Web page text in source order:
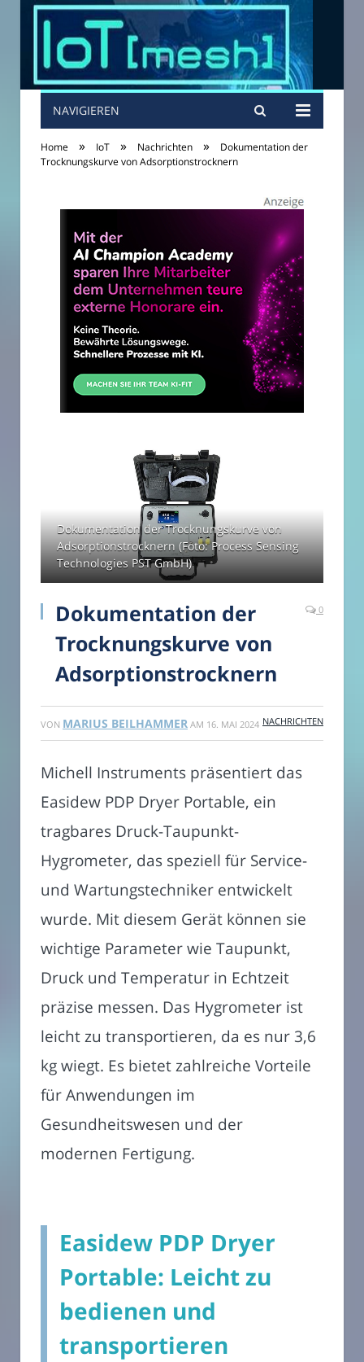
NAVIGIEREN
Home » IoT » Nachrichten »
Dokumentation der
Trocknungskurve von Adsorptionstrocknern
Dokumentation der Trocknungskurve von
Adsorptionstrocknern (Foto: Process Sensing
Technologies PST GmbH)
Dokumentation der
Trocknungskurve von
Adsorptionstrocknern
0
VON MARIUS BEILHAMMER AM 16. MAI 2024 NACHRICHTEN
Michell Instruments präsentiert das
Easidew PDP Dryer Portable, ein
tragbares Druck-Taupunkt-
Hygrometer, das speziell für Service-
und Wartungstechniker entwickelt
wurde. Mit diesem Gerät können sie
wichtige Parameter wie Taupunkt,
Druck und Temperatur in Echtzeit
präzise messen. Das Hygrometer ist
leicht zu transportieren, da es nur 3,6
kg wiegt. Es bietet zahlreiche Vorteile
für Anwendungen im
Gesundheitswesen und der
modernen Fertigung.
Easidew PDP Dryer
Portable: Leicht zu
bedienen und
transportieren